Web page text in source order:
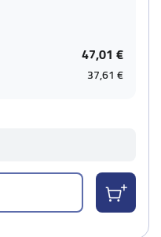
47,01 €
37,61 €